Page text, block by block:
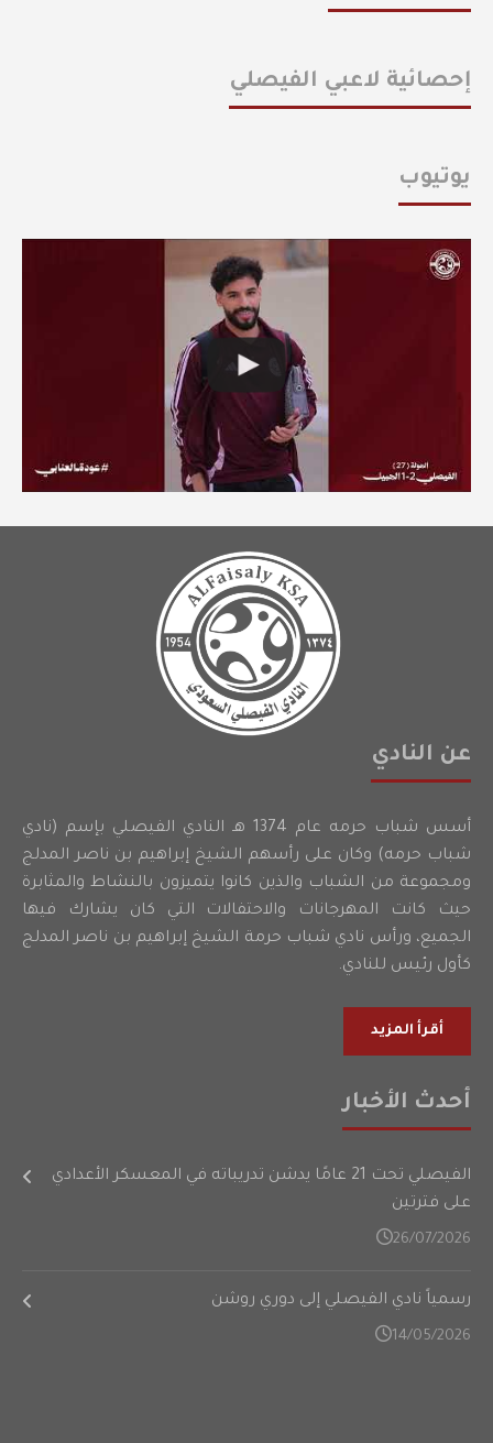
إحصائية لاعبي الفيصلي
يوتيوب
عن النادي
أسس شباب حرمه عام 1374 هـ النادي الفيصلي بإسم (نادي
شباب حرمه) وكان على رأسهم الشيخ إبراهيم بن ناصر المدلج
ومجموعة من الشباب والذين كانوا يتميزون بالنشاط والمثابرة
حيث كانت المهرجانات والاحتفالات التي كان يشارك فيها
الجميع، ورأس نادي شباب حرمة الشيخ إبراهيم بن ناصر المدلج
كأول رئيس للنادي.
أقرأ المزيد
أحدث الأخبار
الفيصلي تحت 21 عامًا يدشن تدريباته في المعسكر الأعدادي
على فترتين
26/07/2026
رسمياً نادي الفيصلي إلى دوري روشن
14/05/2026